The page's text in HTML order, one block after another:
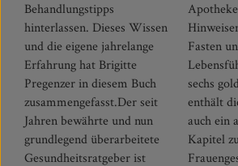
Behandlungstipps
hinterlassen. Dieses Wissen
und die eigene jahrelange
Erfahrung hat Brigitte
Pregenzer in diesem Buch
zusammengefasst.Der seit
Jahren bewährte und nun
grundlegend überarbeitete
Gesundheitsratgeber ist
Apotheke für Einsteiger" und
Hinweisen zum richtigen
Fasten und der wohltuenden
Lebensführung nach den
sechs goldenen Lebensregeln
enthält dieser Ratgeber nun
auch ein ausführliches
Kapitel zum Thema
Frauengesundheit und ein